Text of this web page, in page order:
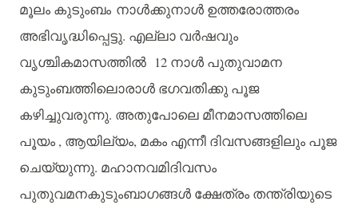
മൂലം കുടുംബം നാൾക്കുനാൾ ഉത്തരോത്തരം
അഭിവൃദ്ധിപ്പെട്ടു. എല്ലാ വർഷവും
വൃശ്ചികമാസത്തിൽ 12 നാൾ പുതുവാമന
കുടുംബത്തിലൊരാൾ ഭഗവതിക്കു പൂജ
കഴിച്ചുവരുന്നു. അതുപോലെ മീനമാസത്തിലെ
പൂയം , ആയില്യം, മകം എന്നീ ദിവസങ്ങളിലും പൂജ
ചെയ്യുന്നു. മഹാനവമിദിവസം
പുതുവമനകുടുംബാഗങ്ങൾ ക്ഷേത്രം തന്ത്രിയുടെ